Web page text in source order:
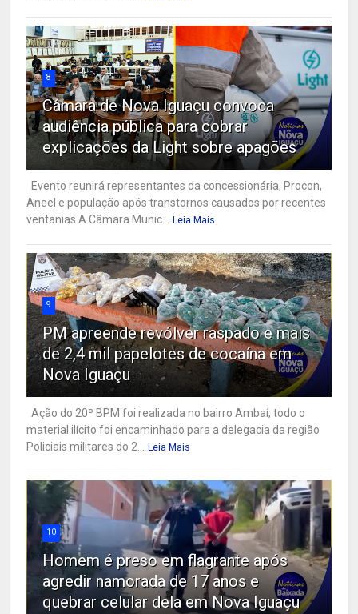
8
Câmara de Nova Iguaçu convoca
audiência pública para cobrar
explicações da Light sobre apagões
Evento reunirá representantes da concessionária, Procon,
Aneel e população após transtornos causados por recentes
ventanias A Câmara Munic... Leia Mais
9
PM apreende revólver raspado e mais
de 2,4 mil papelotes de cocaína em
Nova Iguaçu
Ação do 20º BPM foi realizada no bairro Ambaí; todo o
material ilícito foi encaminhado para a delegacia da região
Policiais militares do 2... Leia Mais
10
Homem é preso em flagrante após
agredir namorada de 17 anos e
quebrar celular dela em Nova Iguaçu